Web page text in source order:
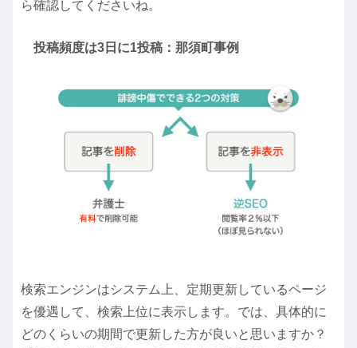
ら確認してくださいね。
投稿頻度は3日に1投稿：那須町事例
検索エンジンはシステム上、定期更新しているページ
を優遇して、検索上位に表示します。では、具体的に
どのくらいの期間で更新した方が良いと思いますか？